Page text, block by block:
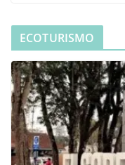
ECOTURISMO